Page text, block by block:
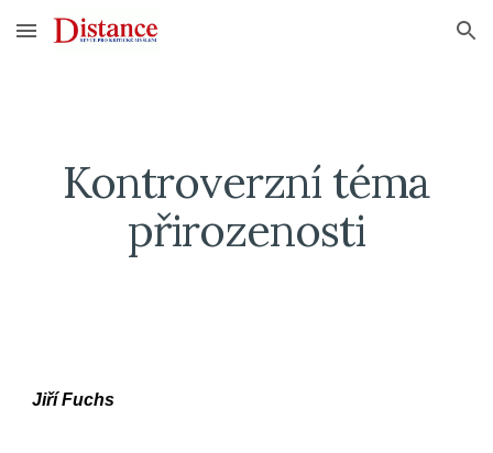
Skip to main content Skip to navigation
Kontroverzní téma
přirozenosti
Jiří Fuchs